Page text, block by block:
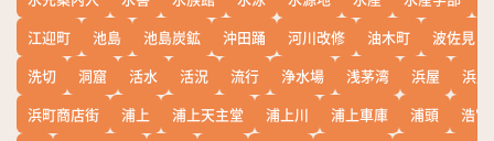
江迎町
池島 池島炭鉱 沖田踊 河川改修 油木町
波佐見
洗切
洞窟 活水 活況 流行 浄水場 浅茅湾 浜屋
浜
浜町商店街
浦上 浦上天主堂 浦上川 浦上車庫 浦頭
浩宮